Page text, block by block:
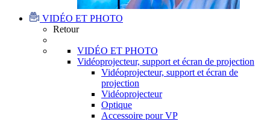
VIDÉO ET PHOTO
Retour
VIDÉO ET PHOTO
Vidéoprojecteur, support et écran de projection
Vidéoprojecteur, support et écran de
projection
Vidéoprojecteur
Optique
Accessoire pour VP